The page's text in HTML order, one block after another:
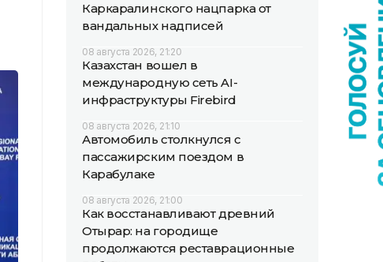
Каркаралинского нацпарка от
вандальных надписей
08 августа 2026, 21:20
Казахстан вошел в
международную сеть AI-
инфраструктуры Firebird
08 августа 2026, 21:10
Автомобиль столкнулся с
пассажирским поездом в
Карабулаке
08 августа 2026, 21:00
Как восстанавливают древний
Отырар: на городище
продолжаются реставрационные